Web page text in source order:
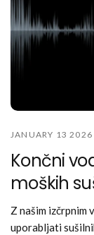
JANUARY 13 2026
Končni
moških
Z našim izčrpnim
uporabljati